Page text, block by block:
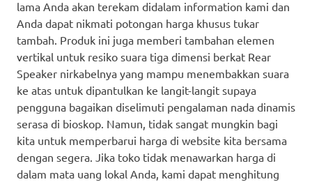
lama Anda akan terekam didalam information kami dan
Anda dapat nikmati potongan harga khusus tukar
tambah. Produk ini juga memberi tambahan elemen
vertikal untuk resiko suara tiga dimensi berkat Rear
Speaker nirkabelnya yang mampu menembakkan suara
ke atas untuk dipantulkan ke langit-langit supaya
pengguna bagaikan diselimuti pengalaman nada dinamis
serasa di bioskop. Namun, tidak sangat mungkin bagi
kita untuk memperbarui harga di website kita bersama
dengan segera. Jika toko tidak menawarkan harga di
dalam mata uang lokal Anda, kami dapat menghitung